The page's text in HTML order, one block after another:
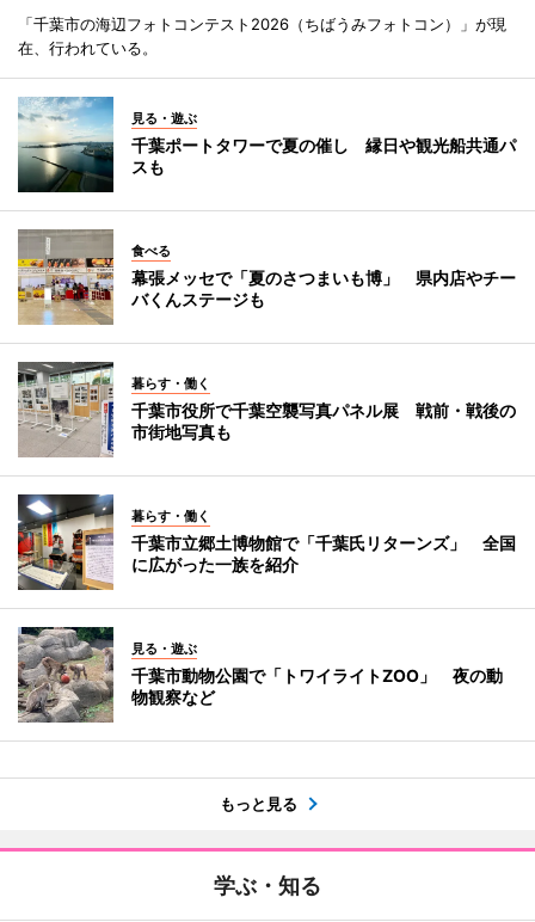
「千葉市の海辺フォトコンテスト2026（ちばうみフォトコン）」が現
在、行われている。
見る・遊ぶ
千葉ポートタワーで夏の催し 縁日や観光船共通パ
スも
食べる
幕張メッセで「夏のさつまいも博」 県内店やチー
バくんステージも
暮らす・働く
千葉市役所で千葉空襲写真パネル展 戦前・戦後の
市街地写真も
暮らす・働く
千葉市立郷土博物館で「千葉氏リターンズ」 全国
に広がった一族を紹介
見る・遊ぶ
千葉市動物公園で「トワイライトZOO」 夜の動
物観察など
もっと見る
学ぶ・知る